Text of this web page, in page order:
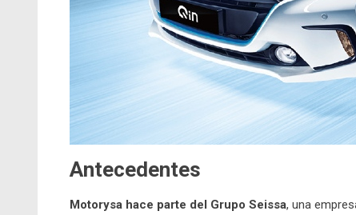
Antecedentes
Motorysa hace parte del Grupo Seissa, una